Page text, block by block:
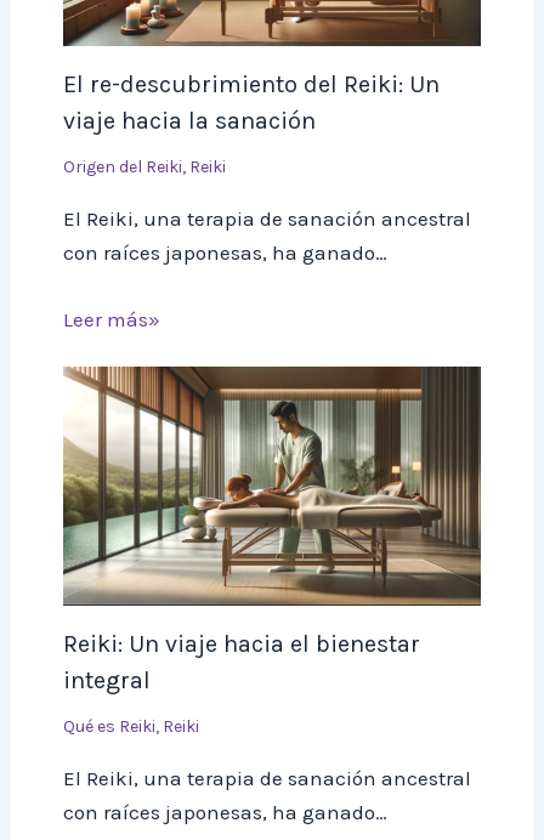
El re-descubrimiento del Reiki: Un
viaje hacia la sanación
Origen del Reiki, Reiki
El Reiki, una terapia de sanación ancestral
con raíces japonesas, ha ganado…
Leer más»
Reiki: Un viaje hacia el bienestar
integral
Qué es Reiki, Reiki
El Reiki, una terapia de sanación ancestral
con raíces japonesas, ha ganado…